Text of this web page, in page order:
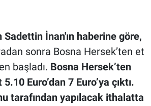
İnan'ın haberine göre,
sonra Bosna Hersek’ten et
başladı. Bosna Hersek’ten
Euro’dan 7 Euro’ya çıktı.
tarafından yapılacak ithalatta